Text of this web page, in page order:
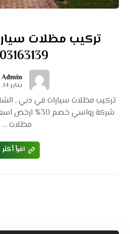
تركيب مظلات
Admin
يناير 14, 2025
تركيب مظلات سيارات في دبي ,
شركة رواسي خصم
مظلات ...
اقرأ أكثر